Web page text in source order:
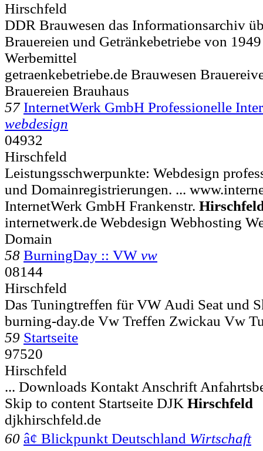
Hirschfeld
DDR Brauwesen das Informationsarchiv
Brauereien und Getränkebetriebe von
Werbemittel
getraenkebetriebe.de Brauwesen
Brauereien Brauhaus
57 InternetWerk GmbH Professionelle
webdesign
04932
Hirschfeld
Leistungsschwerpunkte: Webdesign
und Domainregistrierungen. ...
InternetWerk GmbH Frankenstr.
internetwerk.de Webdesign Webhosting
Domain
58 BurningDay :: VW vw
08144
Hirschfeld
Das Tuningtreffen für VW Audi Seat und
burning-day.de Vw Treffen Zwickau Vw
59 Startseite
97520
Hirschfeld
... Downloads Kontakt Anschrift
Skip to content Startseite DJK Hirschfeld
djkhirschfeld.de
60 â¢ Blickpunkt Deutschland Wirtschaft